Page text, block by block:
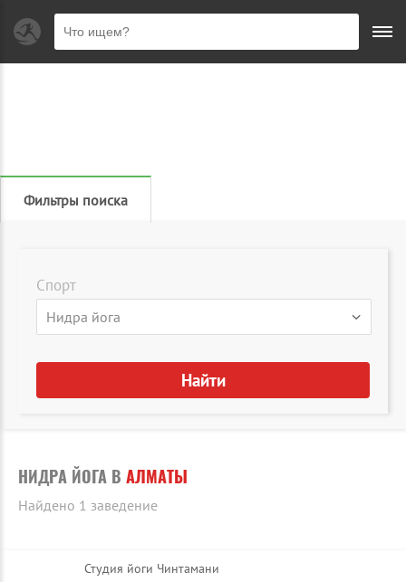
Фильтры поиска
Спорт
Нидра йога
Найти
НИДРА ЙОГА В АЛМАТЫ
Найдено 1 заведение
Студия йоги Чинтамани